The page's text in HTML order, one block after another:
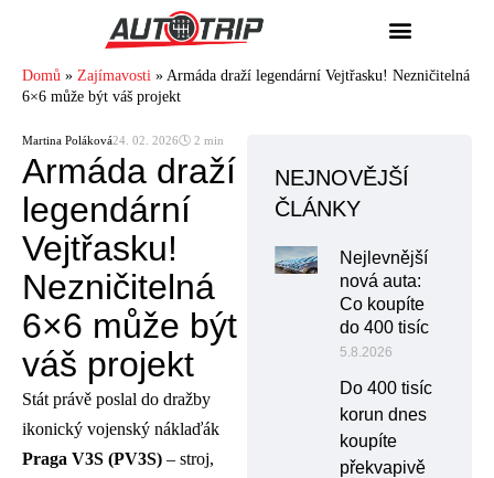
Domů » Zajímavosti » Armáda draží legendární Vejtřasku! Nezničitelná
6×6 může být váš projekt
Martina Poláková24. 02. 2026🕓 2 min
Armáda draží
legendární
Vejtřasku!
Nezničitelná
6×6 může být
váš projekt
Stát právě poslal do dražby
ikonický vojenský náklaďák
Praga V3S (PV3S) – stroj,
NEJNOVĚJŠÍ
ČLÁNKY
Nejlevnější
nová auta:
Co koupíte
do 400 tisíc
5.8.2026
Do 400 tisíc
korun dnes
koupíte
překvapivě